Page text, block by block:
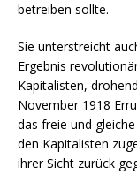
betreiben sollte.
Sie unterstreicht
Ergebnis
Kapitalisten,
November 1918
das freie und
den Kapitalisten
ihrer Sicht zurück